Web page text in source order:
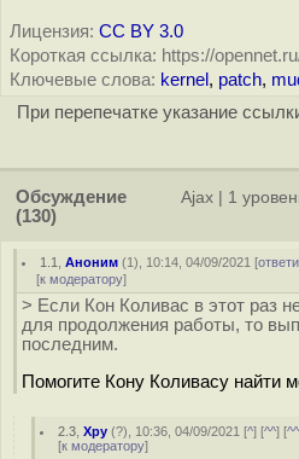
Лицензия: CC BY 3.0
Короткая ссылка: https://
Ключевые слова: kernel , patch,
При перепечатке указание
Обсуждение
(130)
Ajax 1
1.1 ,Аноним (1), 10:14, 04/09/2021 [
[к модератору]
> Если Кон Коливас в этот раз
для продолжения работы, то
последним.
Помогите Кону Коливасу найти
2.3 ,Хру (?), 10:36, 04/09/2021 [^] [^^] [
[к модератору]